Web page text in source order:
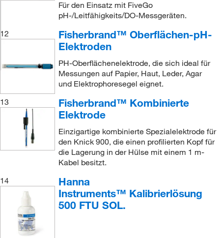
Für den Einsatz mit FiveGo
pH-/Leitfähigkeits/DO-Messgeräten.
12
Fisherbrand™ Oberflächen-pH-
Elektroden
PH-Oberflächenelektrode, die sich ideal für
Messungen auf Papier, Haut, Leder, Agar
und Elektrophoresegel eignet.
13
Fisherbrand™ Kombinierte
Elektrode
Einzigartige kombinierte Spezialelektrode für
den Knick 900, die einen profilierten Kopf für
die Lagerung in der Hülse mit einem 1 m-
Kabel besitzt.
14
Hanna
Instruments™ Kalibrierlösung
500 FTU SOL.